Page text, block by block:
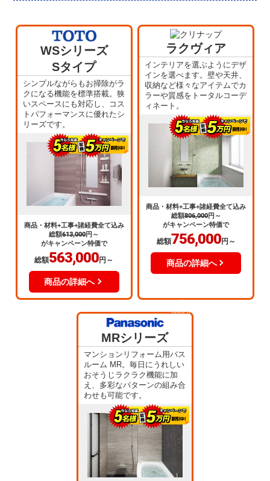
WSシリーズ
Sタイプ
シンプルながらもお掃除がラ
クになる機能を標準搭載。狭
いスペースにも対応し、コス
トパフォーマンスに優れたシ
リーズです。
商品・材料+工事+諸経費全て込み
総額613,000円～
がキャンペーン特価で
総額563,000円～
商品の詳細へ
ラクヴィア
インテリアを選ぶようにデザ
インを選べます。壁や天井、
収納など様々なアイテムでカ
ラーや質感をトータルコーデ
ィネート。
商品・材料+工事+諸経費全て込み
総額806,000円～
がキャンペーン特価で
総額756,000円～
商品の詳細へ
MRシリーズ
マンションリフォーム用バス
ルーム MR。毎日にうれしい
おそうじラクラク機能に加
え、多彩なパターンの組み合
わせも可能です。